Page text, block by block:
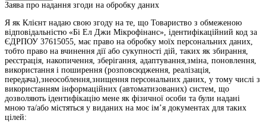
Заява про надання згоди на обробку даних
Я як Клієнт надаю свою згоду на те, що Товариство з обмеженою
відповідальністю «Бі Ел Джи Мікрофінанс», ідентифікаційний код за
ЄДРПОУ 37615055, має право на обробку моїх персональних даних,
тобто право на вчинення дії або сукупності дій, таких як збирання,
реєстрація, накопичення, зберігання, адаптування,зміна, поновлення,
використання і поширення (розповсюдження, реалізація,
передача),знеособлення,знищення персональних даних, у тому числі з
використанням інформаційних (автоматизованих) систем, що
дозволяють ідентифікацію мене як фізичної особи та були надані
мною та/або містяться у виданих на моє ім’я документах для таких
цілей: